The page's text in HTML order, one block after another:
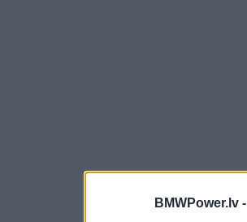
BMWPower.lv -